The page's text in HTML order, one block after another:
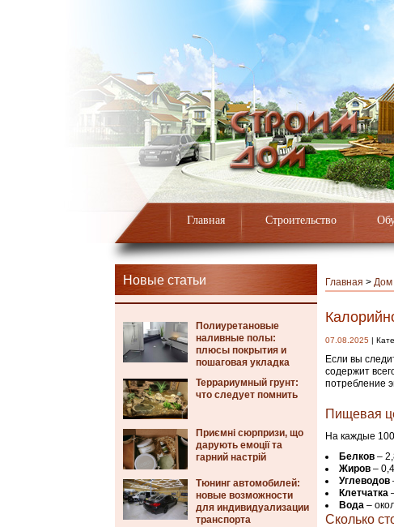
Главная Строительство
Новые статьи
Полиуретановые
наливные полы:
плюсы покрытия и
пошаговая укладка
Террариумный грунт:
что следует помнить
Приємні сюрпризи, що
дарують емоції та
гарний настрій
Тюнинг автомобилей:
новые возможности
для индивидуализации
транспорта
Главная > Дом
07.08.2025 |
Если вы
содержит
потребление
Пищевая
На каждые
Белков –
Жиров –
Углеводов
Клетчатка
Вода –
Сколько